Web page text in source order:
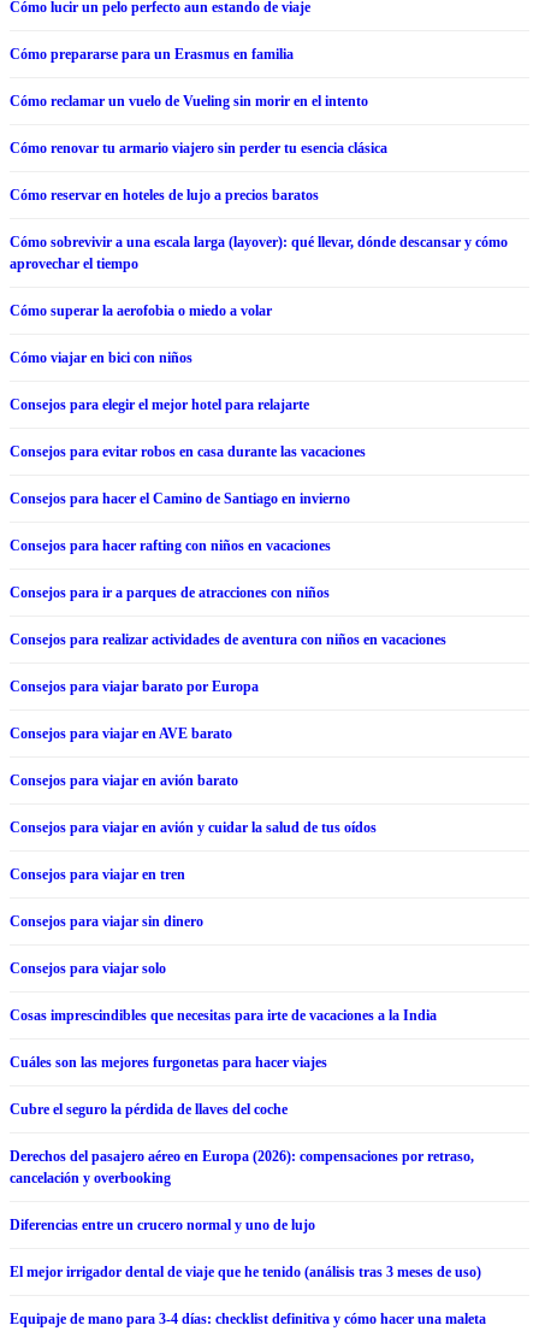
Cómo lucir un pelo perfecto aun estando de viaje
Cómo prepararse para un Erasmus en familia
Cómo reclamar un vuelo de Vueling sin morir en el intento
Cómo renovar tu armario viajero sin perder tu esencia clásica
Cómo reservar en hoteles de lujo a precios baratos
Cómo sobrevivir a una escala larga (layover): qué llevar, dónde descansar y cómo
aprovechar el tiempo
Cómo superar la aerofobia o miedo a volar
Cómo viajar en bici con niños
Consejos para elegir el mejor hotel para relajarte
Consejos para evitar robos en casa durante las vacaciones
Consejos para hacer el Camino de Santiago en invierno
Consejos para hacer rafting con niños en vacaciones
Consejos para ir a parques de atracciones con niños
Consejos para realizar actividades de aventura con niños en vacaciones
Consejos para viajar barato por Europa
Consejos para viajar en AVE barato
Consejos para viajar en avión barato
Consejos para viajar en avión y cuidar la salud de tus oídos
Consejos para viajar en tren
Consejos para viajar sin dinero
Consejos para viajar solo
Cosas imprescindibles que necesitas para irte de vacaciones a la India
Cuáles son las mejores furgonetas para hacer viajes
Cubre el seguro la pérdida de llaves del coche
Derechos del pasajero aéreo en Europa (2026): compensaciones por retraso,
cancelación y overbooking
Diferencias entre un crucero normal y uno de lujo
El mejor irrigador dental de viaje que he tenido (análisis tras 3 meses de uso)
Equipaje de mano para 3-4 días: checklist definitiva y cómo hacer una maleta